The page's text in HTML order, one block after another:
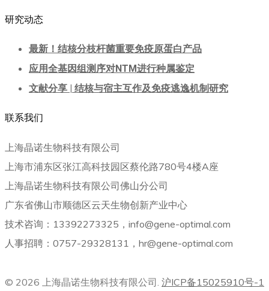
研究动态
最新！结核分枝杆菌重要免疫原蛋白产品
应用全基因组测序对NTM进行种属鉴定
文献分享 | 结核与宿主互作及免疫逃逸机制研究
联系我们
上海晶诺生物科技有限公司
上海市浦东区张江高科技园区蔡伦路780号4楼A座
上海晶诺生物科技有限公司佛山分公司
广东省佛山市顺德区云天生物创新产业中心
技术咨询：13392273325，info@gene-optimal.com
人事招聘：0757-29328131，hr@gene-optimal.com
© 2026 上海晶诺生物科技有限公司. 沪ICP备15025910号-1